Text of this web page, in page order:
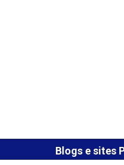
Blogs e sites